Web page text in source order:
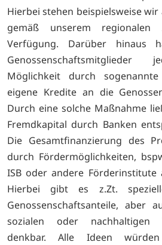
Hierbei stehen beispielsweise wir
gemäß unserem
Verfügung. Darüber hinaus
Möglichkeit durch sogenannte
eigene Kredite an die
Durch eine solche Maßnahme
Fremdkapital durch Banken
Die Gesamtfinanzierung des
durch Fördermöglichkeiten,
ISB oder andere Förderinstitute
Hierbei gibt es z.Zt.
Genossenschaftsanteile, aber
sozialen oder nachhaltigen
denkbar. Alle Ideen